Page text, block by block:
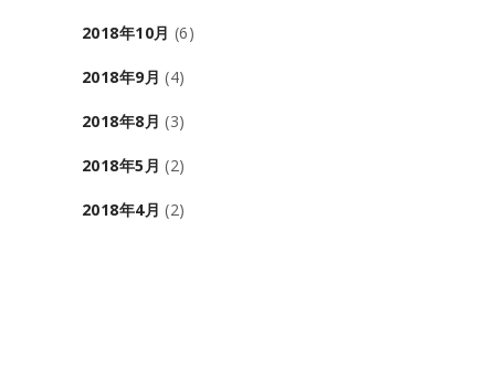
2018年10月 (6)
2018年9月 (4)
2018年8月 (3)
2018年5月 (2)
2018年4月 (2)